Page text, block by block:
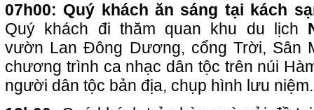
07h00: Quý khách ăn sáng tại kách
Quý khách đi thăm quan khu du lịch
vườn Lan Đông Dương, cổng Trời, Sân
chương trình ca nhạc dân tộc trên núi
người dân tộc bản địa, chụp hình lưu niệm.